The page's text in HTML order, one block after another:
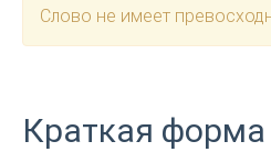
Слово не имеет
Краткая форма